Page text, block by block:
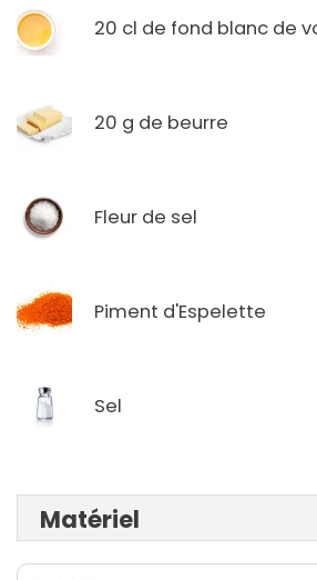
20 cl de fond blanc de
20 g de beurre
Fleur de sel
Piment d'Espelette
Sel
Matériel